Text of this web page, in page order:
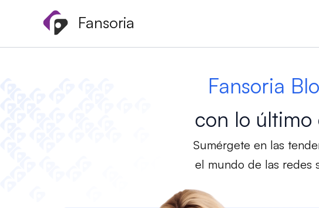
Fansoria
Fansoria
con lo último
Sumérgete en las
el mundo de las redes